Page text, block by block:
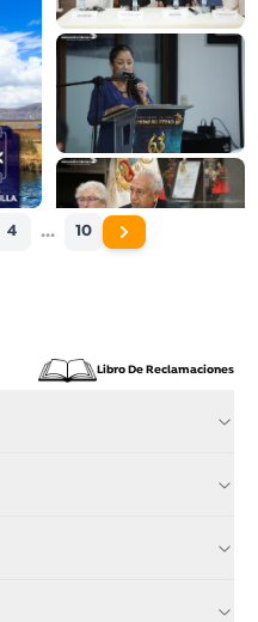
4 ... 10
Libro De Reclamaciones